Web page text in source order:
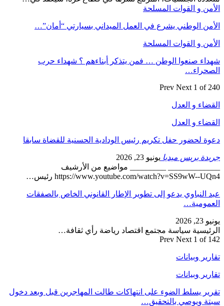
الأمن و القوات المسلحة
الأمن الوطني يشرع في العمل الميداني بسيارتي “أمان”…
الأمن و القوات المسلحة
شهداء صنعوا الوطن … فمن يتذكر أبناءهم ؟ شهداء حرب
الصحراء…
Prev Next 1 of 240
القضاء و العدل
القضاء و العدل
دعوة لحضور حفل تكريم رئيس الودادية الحسنية للقضاة سابقا
جريدة بريس ميديا يونيو 23, 2026
_____________ _________ مواضيع من الأرشيف
https://www.youtube.com/watch?v=SS9wW--UQn4 رئيس…
عبد النباوي يدعو إلى تطوير الإطار القانوني الخاص بالصفقات
العمومية…
يونيو 23, 2026
الرئيسية سياسة مجتمع اقتصاد رياضة رأي ثقافة…
Prev Next 1 of 142
تقارير وبيانات
تقارير وبيانات
تقرير يسلط الضوء على انتهاكات طالت المهاجرين قبل وبعد دخول
سبتة ويوصي بالتحقيق…